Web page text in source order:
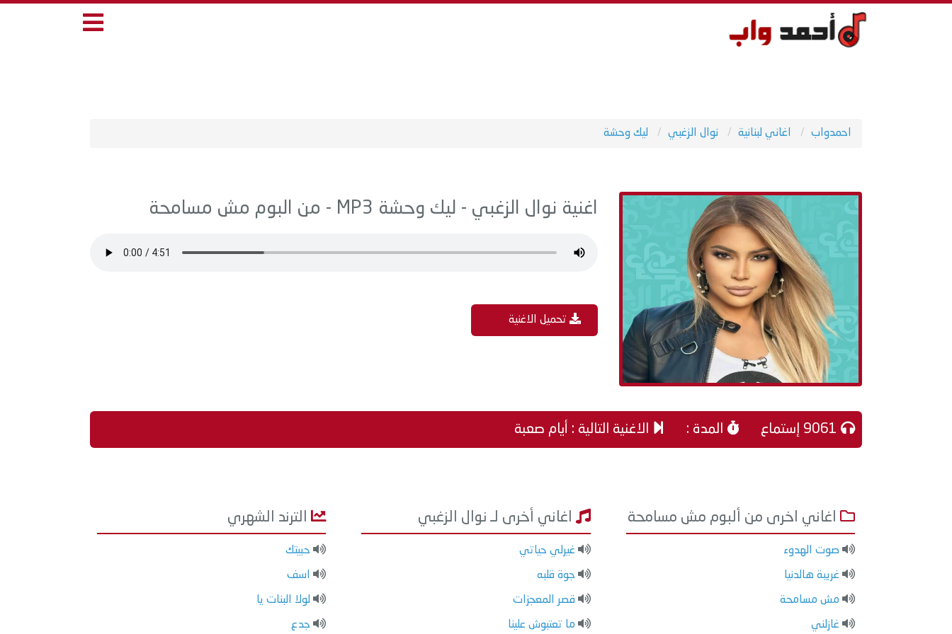
احمدواب اغاني لبنانية نوال الزغبي ليك وحشة
اغنية نوال الزغبي - ليك وحشة MP3 - من البوم مش مسامحة
تحميل الاغنية
المدة : الاغنية التالية : أيام صعبة
اغاني اخرى من ألبوم مش مسامحة
صوت الهدوء
غريبة هالدنيا
مش مسامحة
غازلني
اغاني أخرى لـ نوال الزغبي
غيرلي حياتي
جوة قلبه
قصر المعجزات
ما تعتبوش علينا
الترند الشهري
حبيتك
اسف
لولا البنات يا
جدع